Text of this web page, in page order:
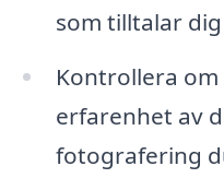
som tilltalar
Kontrollera
erfarenhet av
fotografering